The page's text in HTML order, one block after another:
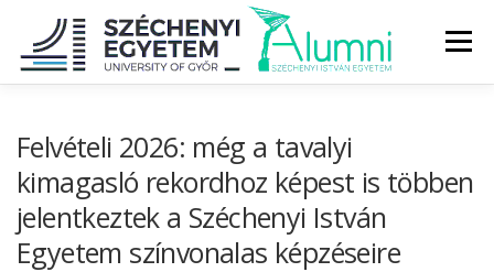
tartalomhoz
Menü
DIPLOMAÁTADÓ DIPLOMÁN TÚL
Felvételi 2026: még a tavalyi
kimagasló rekordhoz képest is többen
jelentkeztek a Széchenyi István
Egyetem színvonalas képzéseire